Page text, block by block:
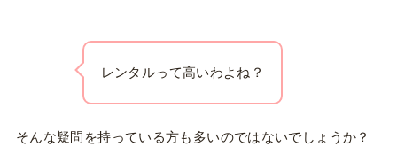
レンタルって高いわよね？
そんな疑問を持っている方も多いのではないでしょうか？